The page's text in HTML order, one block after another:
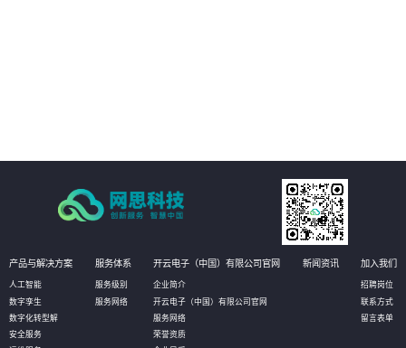
产品与解决方案
人工智能
数字孪生
数字化转型解
安全服务
服务体系
服务级别
服务网络
开云电子（中国）有限公司官网
企业简介
开云电子（中国）有限公司官网
服务网络
荣誉资质
新闻资讯 加入我们
招聘岗位
联系方式
留言表单